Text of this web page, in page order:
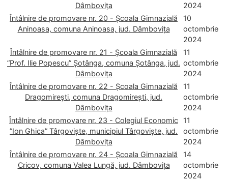
Dâmbovița
2024
Întâlnire de promovare nr. 20 - Școala Gimnazială
Aninoasa, comuna Aninoasa, jud. Dâmbovița
10
octombrie
2024
Întâlnire de promovare nr. 21 - Școala Gimnazială
”Prof. Ilie Popescu” Șotânga, comuna Șotânga, jud.
Dâmbovița
11
octombrie
2024
Întâlnire de promovare nr. 22 - Școala Gimnazială
Dragomirești, comuna Dragomirești, jud.
Dâmbovița
11
octombrie
2024
Întâlnire de promovare nr. 23 - Colegiul Economic
”Ion Ghica” Târgoviște, municipiul Târgoviște, jud.
Dâmbovița
11
octombrie
2024
Întâlnire de promovare nr. 24 - Școala Gimnazială
Cricov, comuna Valea Lungă, jud. Dâmbovița
14
octombrie
2024